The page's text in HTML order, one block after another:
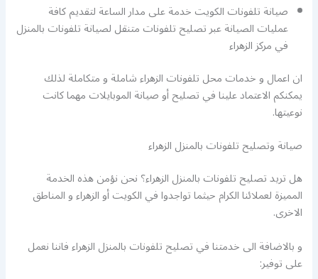
صيانة تلفونات الكويت خدمة على مدار الساعة لتقديم كافة
عمليات الصيانة عبر تصليح تلفونات متنقل لصيانة تلفونات بالمنزل
في مركز الزهراء
ان اعمال و خدمات محل تلفونات الزهراء شاملة و متكاملة لذلك
يمكنكم الاعتماد علينا في تصليح أو صيانة الموبايلات مهما كانت
نوعيتها.
صيانة وتصليح تلفونات بالمنزل الزهراء
هل تريد تصليح تلفونات بالمنزل الزهراء؟ نحن نؤمن هذه الخدمة
المميزة لعملائنا الكرام حيثما تواجدوا في الكويت أو الزهراء و المناطق
الاخرى.
و بالاضافة الى خدمتنا في تصليح تلفونات بالمنزل الزهراء فاننا نعمل
على توفير: